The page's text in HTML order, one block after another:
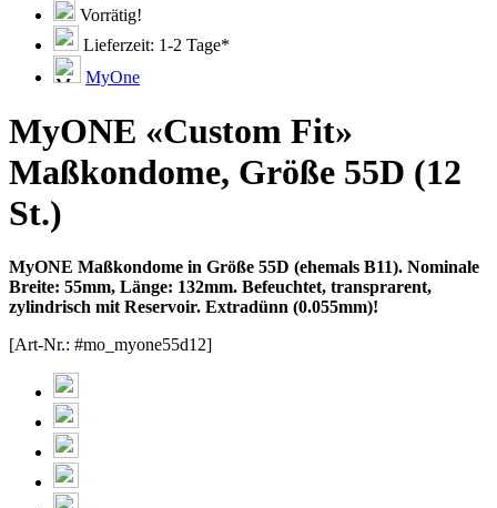
Vorrätig!
Lieferzeit: 1-2 Tage*
MyOne
MyONE «Custom Fit»
Maßkondome, Größe 55D (12
St.)
MyONE Maßkondome in Größe 55D (ehemals B11). Nominale
Breite: 55mm, Länge: 132mm. Befeuchtet, transprarent,
zylindrisch mit Reservoir. Extradünn (0.055mm)!
[Art-Nr.: #mo_myone55d12]